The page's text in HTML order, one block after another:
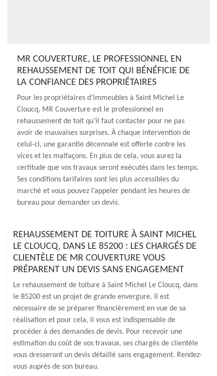
MR COUVERTURE, LE PROFESSIONNEL EN
REHAUSSEMENT DE TOIT QUI BÉNÉFICIE DE
LA CONFIANCE DES PROPRIÉTAIRES
Pour les propriétaires d’immeubles à Saint Michel Le
Cloucq, MR Couverture est le professionnel en
rehaussement de toit qu’il faut contacter pour ne pas
avoir de mauvaises surprises. À chaque intervention de
celui-ci, une garantie décennale est offerte contre les
vices et les malfaçons. En plus de cela, vous aurez la
certitude que vos travaux seront exécutés dans les temps.
Ses conditions tarifaires sont les plus accessibles du
marché et vous pouvez l’appeler pendant les heures de
bureau pour demander un devis.
REHAUSSEMENT DE TOITURE À SAINT MICHEL
LE CLOUCQ, DANS LE 85200 : LES CHARGÉS DE
CLIENTÈLE DE MR COUVERTURE VOUS
PRÉPARENT UN DEVIS SANS ENGAGEMENT
Le rehaussement de toiture à Saint Michel Le Cloucq, dans
le 85200 est un projet de grande envergure. Il est
nécessaire de se préparer financièrement en vue de sa
réalisation et pour cela, il vous est indispensable de
procéder à des demandes de devis. Pour recevoir une
estimation du coût de vos travaux, ses chargés de clientèle
vous dresseront un devis détaillé sans engagement. Rendez-
vous auprès de son bureau.